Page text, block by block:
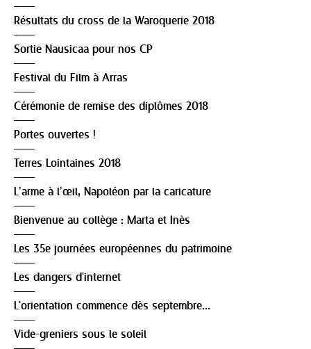
Résultats du cross de la Waroquerie 2018
Sortie Nausicaa pour nos CP
Festival du Film à Arras
Cérémonie de remise des diplômes 2018
Portes ouvertes !
Terres Lointaines 2018
L’arme à l’œil, Napoléon par la caricature
Bienvenue au collège : Marta et Inès
Les 35e journées européennes du patrimoine
Les dangers d'internet
L'orientation commence dès septembre...
Vide-greniers sous le soleil